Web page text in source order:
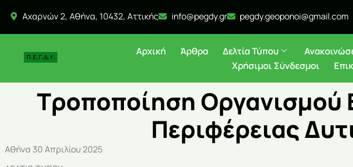
Αχαρνών 2, Αθήνα, 10432, Αττικής info@pegdy.gr pegdy.geoponoi@gmail.com
Αρχική Άρθρα Δελτία Τύπου
Χρήσιμοι Σύνδεσμοι
Τροποποίηση Οργανισμού
Περιφέρειας
Αθήνα 30 Απριλίου 2025